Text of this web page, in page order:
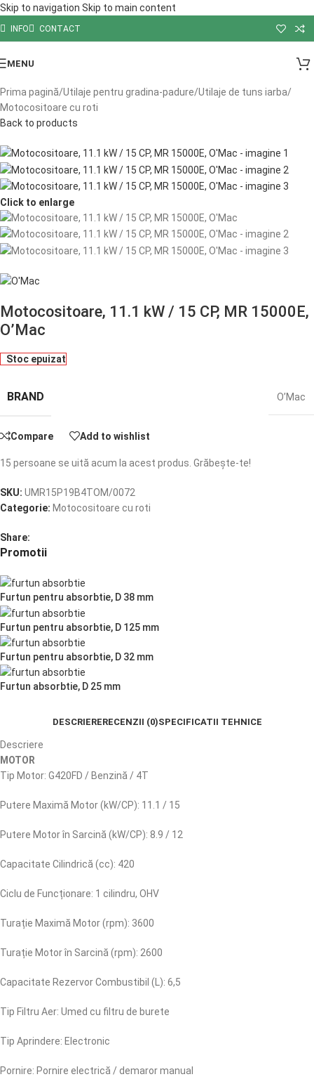
Skip to navigation Skip to main content
INFO CONTACT
MENU
Prima pagină/Utilaje pentru gradina-padure/Utilaje de tuns iarba/
Motocositoare cu roti
Back to products
Click to enlarge
Motocositoare, 11.1 kW / 15 CP, MR 15000E,
O’Mac
Stoc epuizat
BRAND O’Mac
Compare Add to wishlist
15 persoane se uită acum la acest produs. Grăbește-te!
SKU: UMR15P19B4TOM/0072
Categorie: Motocositoare cu roti
Share:
Promotii
Furtun pentru absorbtie, D 38 mm
Furtun pentru absorbtie, D 125 mm
Furtun pentru absorbtie, D 32 mm
Furtun absorbtie, D 25 mm
DESCRIERERECENZII (0)SPECIFICATII TEHNICE
Descriere
MOTOR
Tip Motor: G420FD / Benzină / 4T
Putere Maximă Motor (kW/CP): 11.1 / 15
Putere Motor în Sarcină (kW/CP): 8.9 / 12
Capacitate Cilindrică (cc): 420
Ciclu de Funcționare: 1 cilindru, OHV
Turație Maximă Motor (rpm): 3600
Turație Motor în Sarcină (rpm): 2600
Capacitate Rezervor Combustibil (L): 6,5
Tip Filtru Aer: Umed cu filtru de burete
Tip Aprindere: Electronic
Pornire: Pornire electrică / demaror manual